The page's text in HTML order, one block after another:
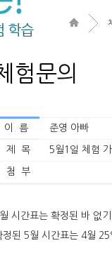
험문의
이 름 준영 아빠
제 목 5월1일 체험
첨 부
시간표는 확정된 바 없
정된 5월 시간표는 4월